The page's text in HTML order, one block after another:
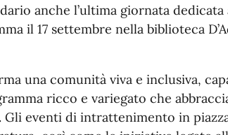
anche l’ultima giornata
il 17 settembre nella biblioteca
una comunità viva e inclusiva,
ricco e variegato che
Gli eventi di intrattenimento in